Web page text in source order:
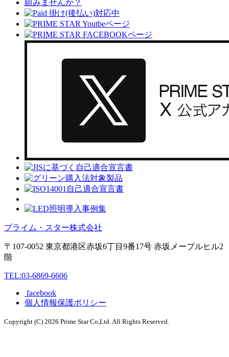
プライム・スター株式会社
〒107-0052 東京都港区赤坂6丁目9番17号 赤坂メープルヒル2
階
TEL:03-6869-6606
facebook
個人情報保護ポリシー
Copyright (C) 2026 Prime Star Co,Ltd. All Rights Reserved.